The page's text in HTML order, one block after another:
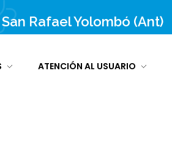
San Rafael Yolombó (Ant)
ATENCIÓN AL USUARIO